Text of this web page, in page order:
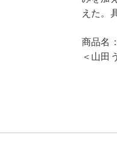
えた。
商品名
＜山田う